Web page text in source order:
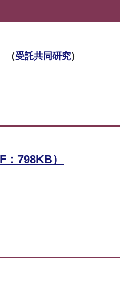
（受託共同研究）
798KB）